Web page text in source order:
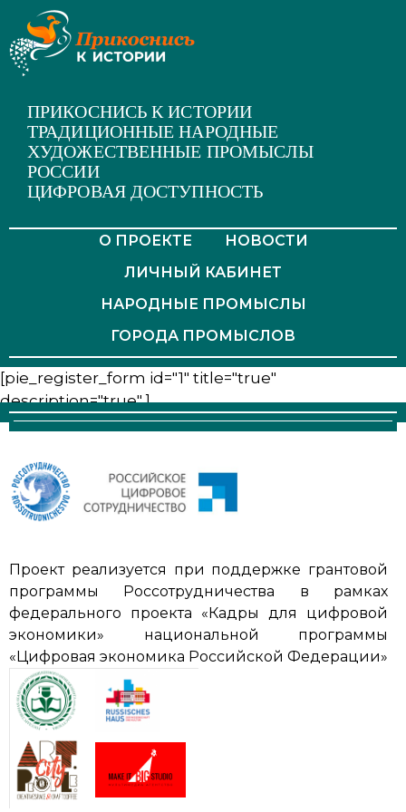
ПРИКОСНИСЬ К ИСТОРИИ
ТРАДИЦИОННЫЕ НАРОДНЫЕ
ХУДОЖЕСТВЕННЫЕ ПРОМЫСЛЫ
РОССИИ
ЦИФРОВАЯ ДОСТУПНОСТЬ
О ПРОЕКТЕ
НОВОСТИ
ЛИЧНЫЙ КАБИНЕТ
НАРОДНЫЕ ПРОМЫСЛЫ
ГОРОДА ПРОМЫСЛОВ
[pie_register_form id="1" title="true"
description="true" ]
Проект реализуется при поддержке грантовой
программы Россотрудничества в рамках
федерального проекта «Кадры для цифровой
экономики» национальной программы
«Цифровая экономика Российской Федерации»